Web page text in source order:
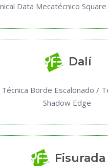
Data Mecatécnico
Dalí
Técnica Borde Escalonado /
Shadow Edge
Fisurada